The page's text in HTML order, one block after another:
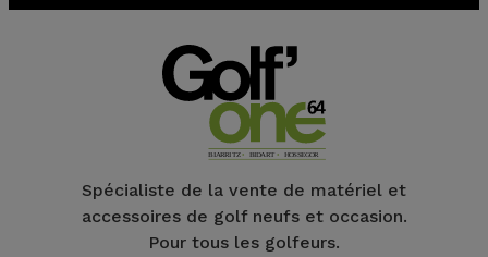
Spécialiste de la vente de matériel et
accessoires de golf neufs et occasion.
Pour tous les golfeurs.